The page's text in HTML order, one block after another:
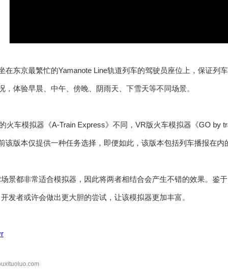
V
i
d
e
在东京最繁忙的Yamanote Line轨道列车的驾驶员座位上，保证列
，体验早晨、中午、傍晚、阴雨天、下雪天等不同场景。
火车模拟器《A-Train Express》不同，VR版火车模拟器《GO by
该版本仅提供一种任务选择，即便如此，该版本包括列车播报在内
景都非常适合模拟器，因此将两者相结合会产生不错的效果。鉴
发者或许会做出更大胆的尝试，让该模拟器更加丰富。